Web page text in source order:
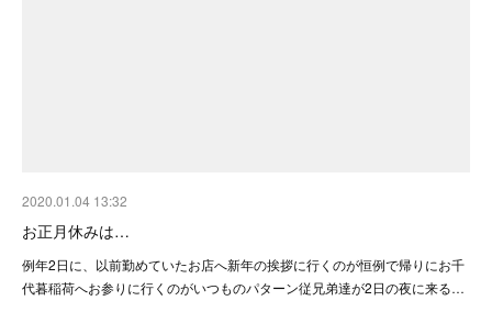
2020.01.04 13:32
お正月休みは…
例年2日に、以前勤めていたお店へ新年の挨拶に行くのが恒例で帰りにお千
代暮稲荷へお参りに行くのがいつものパターン従兄弟達が2日の夜に来る…